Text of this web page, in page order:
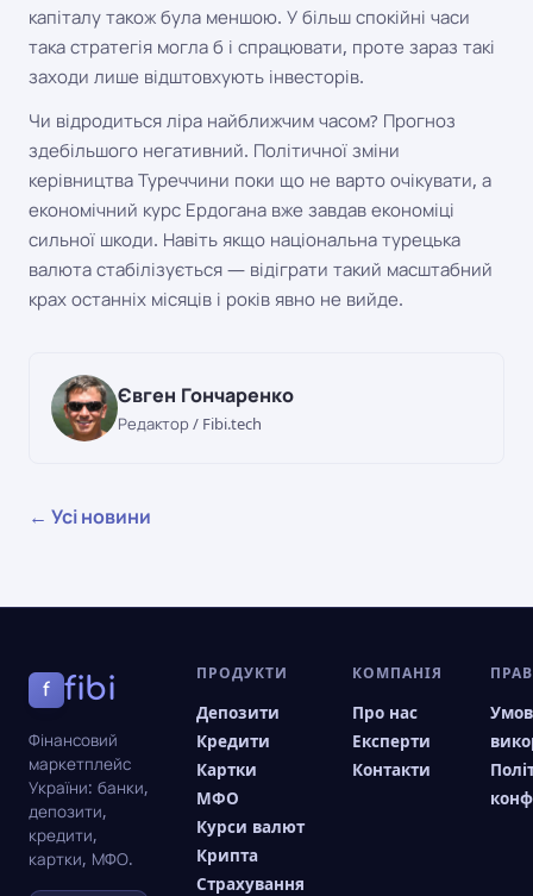
капіталу також була меншою. У більш спокійні часи
така стратегія могла б і спрацювати, проте зараз такі
заходи лише відштовхують інвесторів.
Чи відродиться ліра найближчим часом? Прогноз
здебільшого негативний. Політичної зміни
керівництва Туреччини поки що не варто очікувати, а
економічний курс Ердогана вже завдав економіці
сильної шкоди. Навіть якщо національна турецька
валюта стабілізується — відіграти такий масштабний
крах останніх місяців і років явно не вийде.
Євген Гончаренко
Редактор / Fibi.tech
← Усі новини
f fibi
Фінансовий
маркетплейс
України: банки,
депозити,
кредити,
картки, МФО.
ПРОДУКТИ
Депозити
Кредити
Картки
МФО
Курси валют
Крипта
Страхування
КОМПАНІЯ
Про нас
Експерти
Контакти